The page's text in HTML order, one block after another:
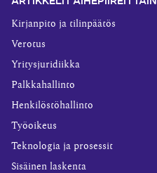
Kirjanpito ja tilinpäätös
Verotus
Yritysjuridiikka
Palkkahallinto
Henkilöstöhallinto
Työoikeus
Teknologia ja prosessit
Sisäinen laskenta